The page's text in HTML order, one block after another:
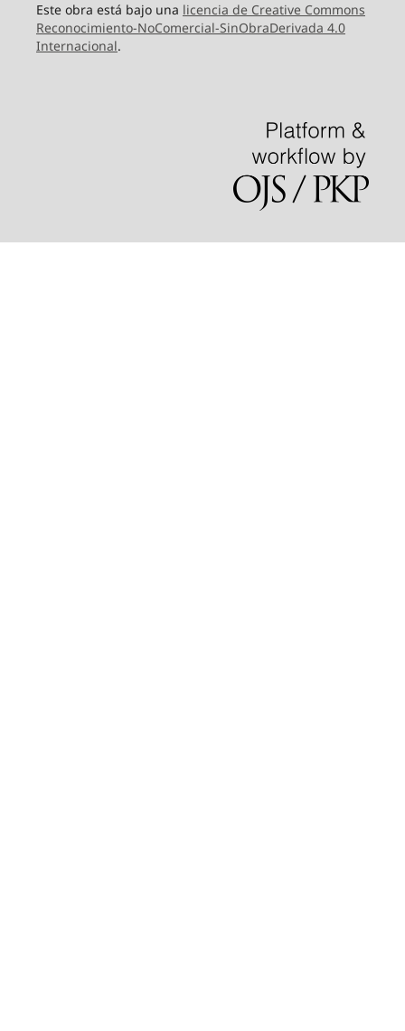
Este obra está bajo una licencia de Creative Commons
Reconocimiento-NoComercial-SinObraDerivada 4.0
Internacional.